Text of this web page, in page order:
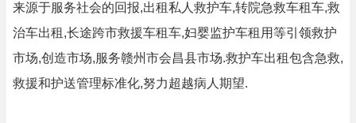
来源于服务社会的回报,出租私人救护车,转院急救车租车,救
治车出租,长途跨市救援车租车,妇婴监护车租用等引领救护
市场,创造市场,服务赣州市会昌县市场.救护车出租包含急救,
救援和护送管理标准化,努力超越病人期望.